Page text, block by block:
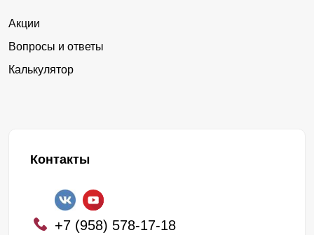
Акции
Вопросы и ответы
Калькулятор
Контакты
+7 (958) 578-17-18